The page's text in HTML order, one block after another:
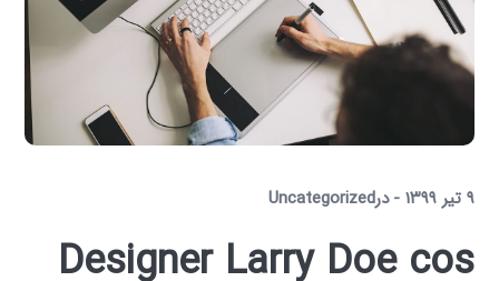
۹ تیر ۱۳۹۹ درUncategorized
Designer Larry Doe cos